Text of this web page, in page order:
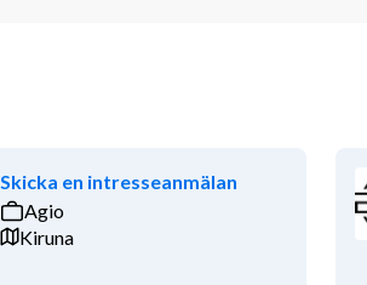
Skicka en intresseanmälan
Agio
Kiruna